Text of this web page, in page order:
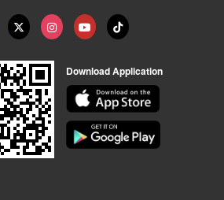
Download Application